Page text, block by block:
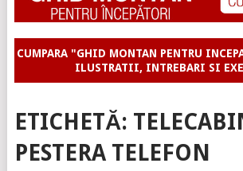
CUMPARA "GHID MONTAN PENTRU
ILUSTRATII, INTREBARI SI
ETICHETĂ:
PESTERA TELEFON